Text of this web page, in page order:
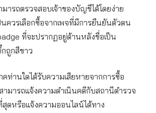
ารถตรวจสอบเจ้าของบัญชีได้โดยง่าย
นควรเลือกซื้อจากเพจที่มีการยืนยันตัวตน
ที่จะปรากฏอยู่ด้านหลังชื่อเป็น
ถูกสีขาว
ท่านใดได้รับความเสียหายจากการซื้อ
มารถแจ้งความดำเนินคดีกับสถานีตำรวจ
สุดหรือแจ้งความออนไลน์ได้ทาง